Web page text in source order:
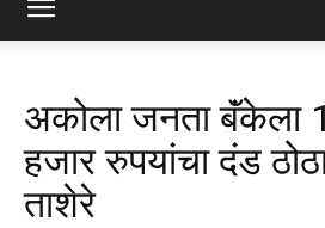
अकोला जनता बॅंकेला
हजार रुपयांचा दंड
ताशेरे